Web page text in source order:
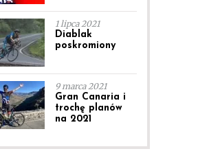
1 lipca 2021
Diablak
poskromiony
9 marca 2021
Gran Canaria i
trochę planów
na 2021